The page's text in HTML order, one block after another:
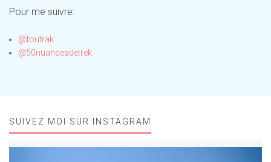
Pour me suivre:
@foutrak
@50nuancesdetrek
SUIVEZ MOI SUR INSTAGRAM